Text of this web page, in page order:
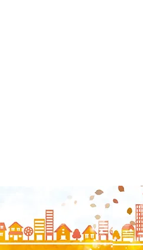
ロン®新潟
の相続診断士事務所